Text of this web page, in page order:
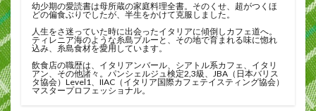
幼少期の愛読書は母所蔵の家庭料理全書。そのくせ、超がつくほ
どの偏食ぶりでしたが、半生をかけて克服しました。
人生をさ迷っていた時に出会ったイタリアに傾倒しカフェ道へ。
ティレニア海のような糸島ブルーと、その地で育まれる味に惚れ
込み、糸島食材を愛用しています。
飲食店の職歴は、イタリアンバール、シアトル系カフェ、イタリ
アン、その他諸々。パンシェルジュ検定2,3級、JBA（日本バリス
タ協会）Level1、IIAC（イタリア国際カフェテイスティング協会）
マスタープロフェッショナル。